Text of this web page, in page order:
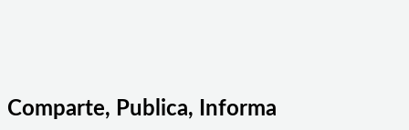
Comparte, Publica, Informa